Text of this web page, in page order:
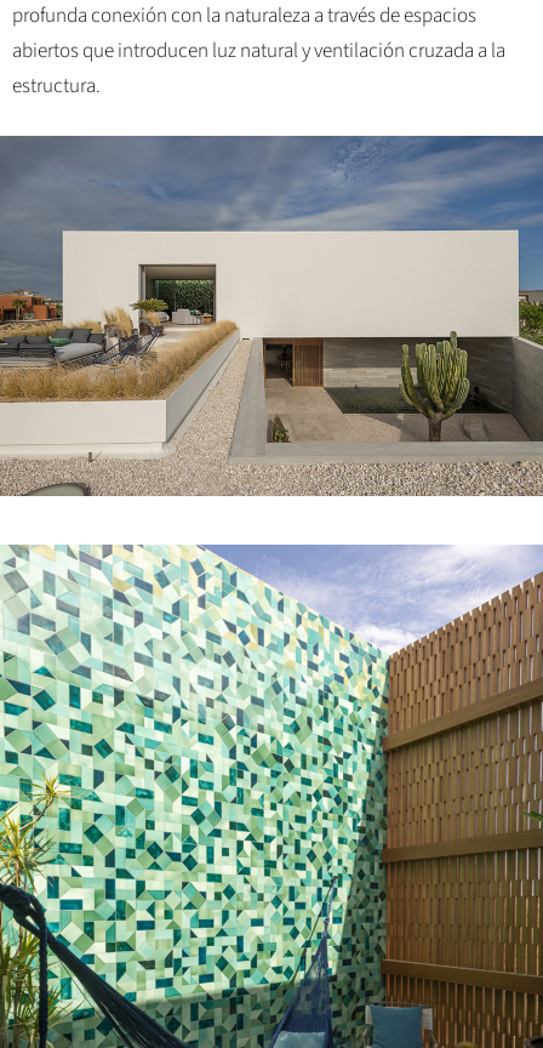
profunda conexión con la naturaleza a través de espacios
abiertos que introducen luz natural y ventilación cruzada a la
estructura.